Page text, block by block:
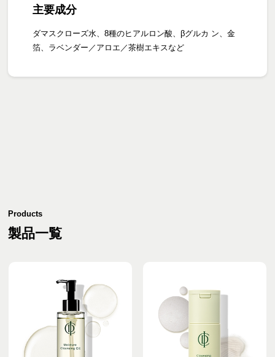
主要成分
ダマスクローズ水、8種のヒアルロン酸、βグルカ ン、金
箔、ラベンダー／アロエ／茶樹エキスなど
Products
製品一覧